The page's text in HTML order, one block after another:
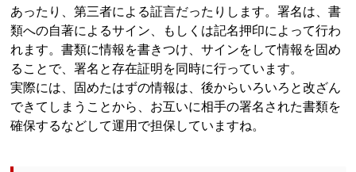
あったり、第三者による証言だったりします。署名は、書
類への自著によるサイン、もしくは記名押印によって行わ
れます。書類に情報を書きつけ、サインをして情報を固め
ることで、署名と存在証明を同時に行っています。
実際には、固めたはずの情報は、後からいろいろと改ざん
できてしまうことから、お互いに相手の署名された書類を
確保するなどして運用で担保していますね。